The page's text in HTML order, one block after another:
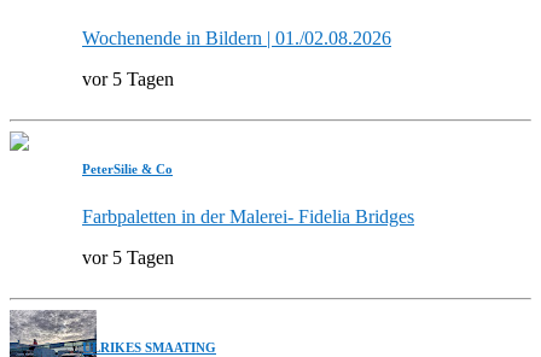
Wochenende in Bildern | 01./02.08.2026
vor 5 Tagen
PeterSilie & Co
Farbpaletten in der Malerei- Fidelia Bridges
vor 5 Tagen
ULRIKES SMAATING